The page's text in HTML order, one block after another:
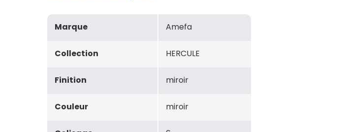
Marque Amefa
Collection HERCULE
Finition miroir
Couleur miroir